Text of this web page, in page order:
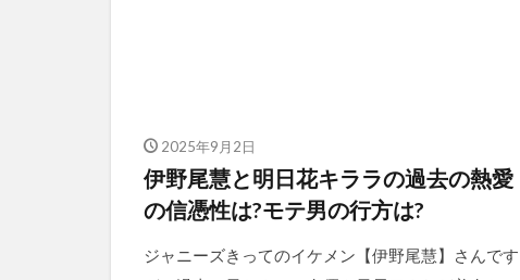
2025年9月2日
伊野尾慧と明日花キララの過去の熱愛
の信憑性は?モテ男の行方は?
ジャニーズきってのイケメン【伊野尾慧】さんです